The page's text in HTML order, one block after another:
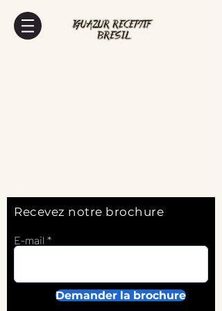
Recevez notre brochure
E-mail
Demander la brochure